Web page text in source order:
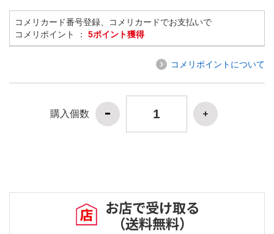
コメリカード番号登録、コメリカードでお支払いで
コメリポイント ： 5ポイント獲得
コメリポイントについて
購入個数
お店で受け取る
（送料無料）